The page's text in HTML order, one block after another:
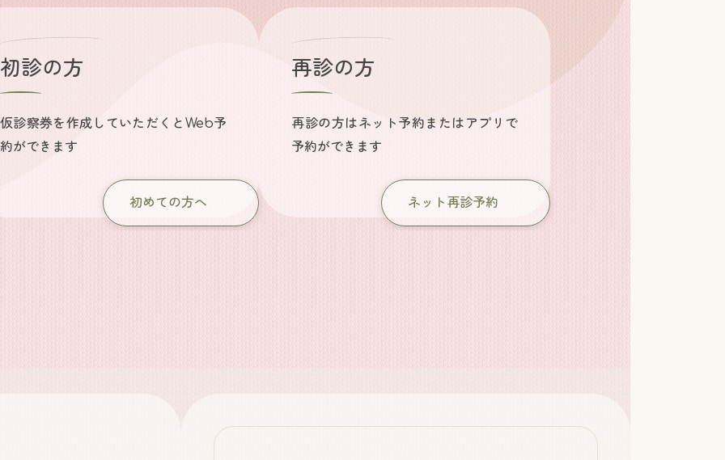
初診の方
仮診察券を作成していただくとWeb予
約ができます
初めての方へ
再診の方
再診の方はネット予約またはアプリで
予約ができます
ネット再診予約